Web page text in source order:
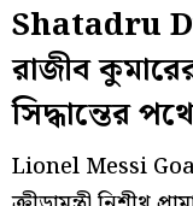
Shatadru
রাজীব
সিদ্ধান্তের
Lionel Messi